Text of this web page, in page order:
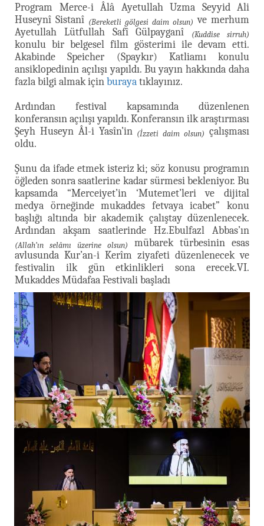
Program Merce-i Âlâ Ayetullah Uzma Seyyid Ali
Huseynî Sistanî (Bereketli gölgesi daim olsun) ve merhum
Ayetullah Lütfullah Safî Gülpayganî
(Kuddise sirruh)
konulu bir belgesel film gösterimi ile devam etti.
Akabinde Speicher (Spaykır) Katliamı konulu
ansiklopedinin açılışı yapıldı. Bu yayın hakkında daha
fazla bilgi almak içinburayatıklayınız.
Ardından festival kapsamında düzenlenen
konferansın açılışı yapıldı. Konferansın ilk araştırması
Şeyh Huseyn Âl-i Yasîn’in (İzzeti daim olsun) çalışması
oldu.
Şunu da ifade etmek isteriz ki; söz konusu programın
öğleden sonra saatlerine kadar sürmesi bekleniyor. Bu
kapsamda “Merceiyet’in ‘Mutemet’leri ve dijital
medya örneğinde mukaddes fetvaya icabet” konu
başlığı altında bir akademik çalıştay düzenlenecek.
Ardından akşam saatlerinde Hz.Ebulfazl Abbas’ın
(Allah’ın selâmı üzerine olsun)
mübarek türbesinin esas
avlusunda Kur’an-i Kerîm ziyafeti düzenlenecek ve
festivalin ilk gün etkinlikleri sona erecek.VI.
Mukaddes Müdafaa Festivali başladı